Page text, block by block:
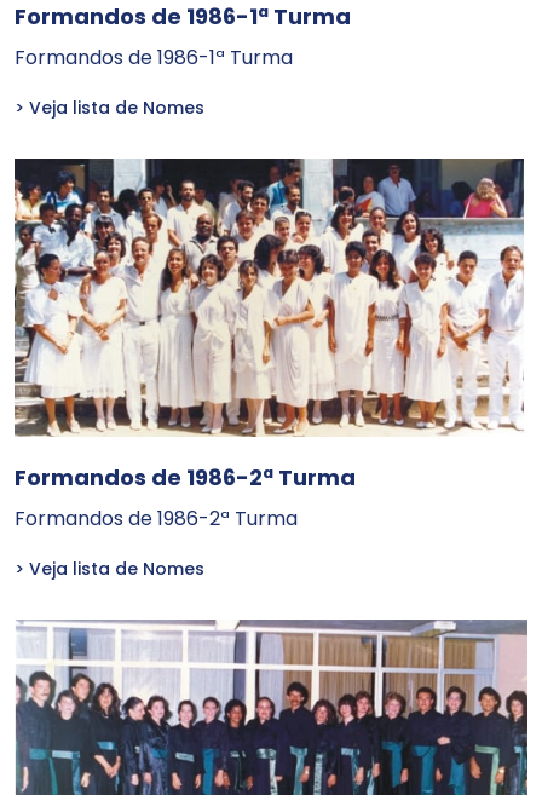
Formandos de 1986-1ª Turma
Formandos de 1986-1ª Turma
> Veja lista de Nomes
Formandos de 1986-2ª Turma
Formandos de 1986-2ª Turma
> Veja lista de Nomes